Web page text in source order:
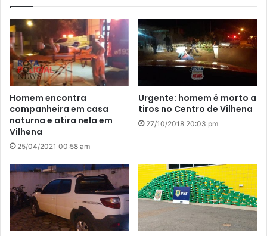
Homem encontra
companheira em casa
noturna e atira nela em
Vilhena
25/04/2021 00:58 am
Urgente: homem é morto a
tiros no Centro de Vilhena
27/10/2018 20:03 pm